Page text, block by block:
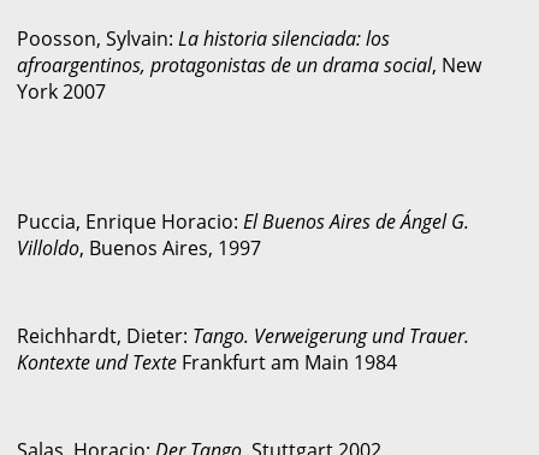
Poosson, Sylvain:La historia silenciada: los
afroargentinos, protagonistas de un drama social, New
York 2007
Puccia, Enrique Horacio:El Buenos Aires de Ángel G.
Villoldo, Buenos Aires, 1997
Reichhardt, Dieter: Tango. Verweigerung und Trauer.
Kontexte und Texte Frankfurt am Main 1984